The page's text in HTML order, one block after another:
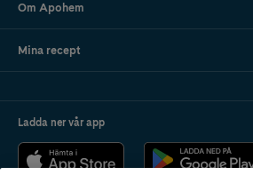
Om Apohem
Mina recept
Ladda ner vår app